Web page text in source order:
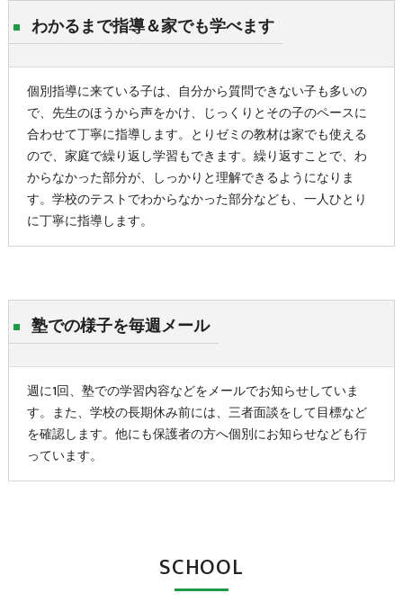
わかるまで指導＆家でも学べます
個別指導に来ている子は、自分から質問できない子も多いの
で、先生のほうから声をかけ、じっくりとその子のペースに
合わせて丁寧に指導します。とりゼミの教材は家でも使える
ので、家庭で繰り返し学習もできます。繰り返すことで、わ
からなかった部分が、しっかりと理解できるようになりま
す。学校のテストでわからなかった部分なども、一人ひとり
に丁寧に指導します。
塾での様子を毎週メール
週に1回、塾での学習内容などをメールでお知らせしていま
す。また、学校の長期休み前には、三者面談をして目標など
を確認します。他にも保護者の方へ個別にお知らせなども行
っています。
SCHOOL